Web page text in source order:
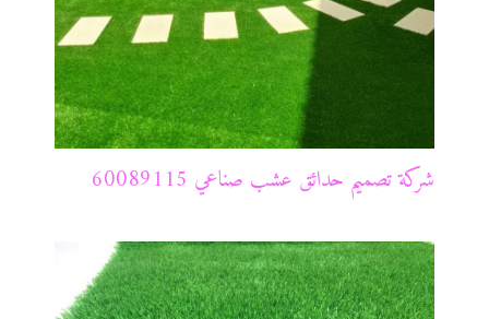
شركة تصميم حدائق عشب صناعي 60089115